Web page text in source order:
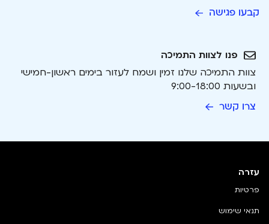
קבעו פגישה
פנו לצוות התמיכה
צוות התמיכה שלנו זמין ושמח לעזור בימים ראשון-חמישי
ובשעות 9:00-18:00
צרו קשר
עזרה
פרטיות
תנאי שימוש